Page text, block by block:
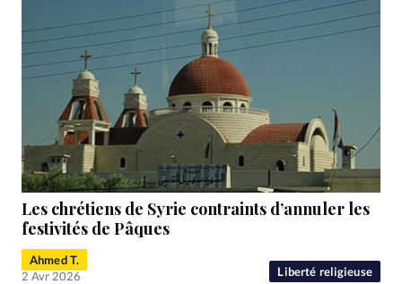
Liberté religieuse
Les chrétiens de Syrie contraints d’annuler les
festivités de Pâques
Ahmed T.
2 Avr 2026